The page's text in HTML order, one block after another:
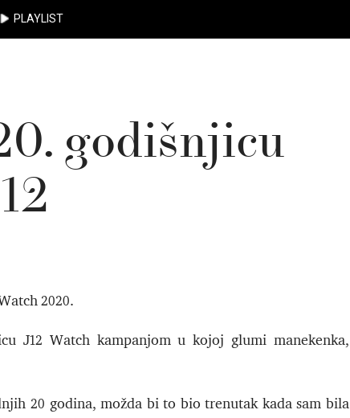
PLAYLIST
godišnjicu
2020.
J12 Watch kampanjom u kojoj glumi manekenka,
20 godina, možda bi to bio trenutak kada sam bila